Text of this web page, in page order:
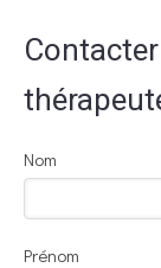
Nom
Prénom